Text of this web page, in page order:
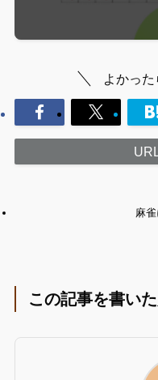
よかった
麻
この記事を書い